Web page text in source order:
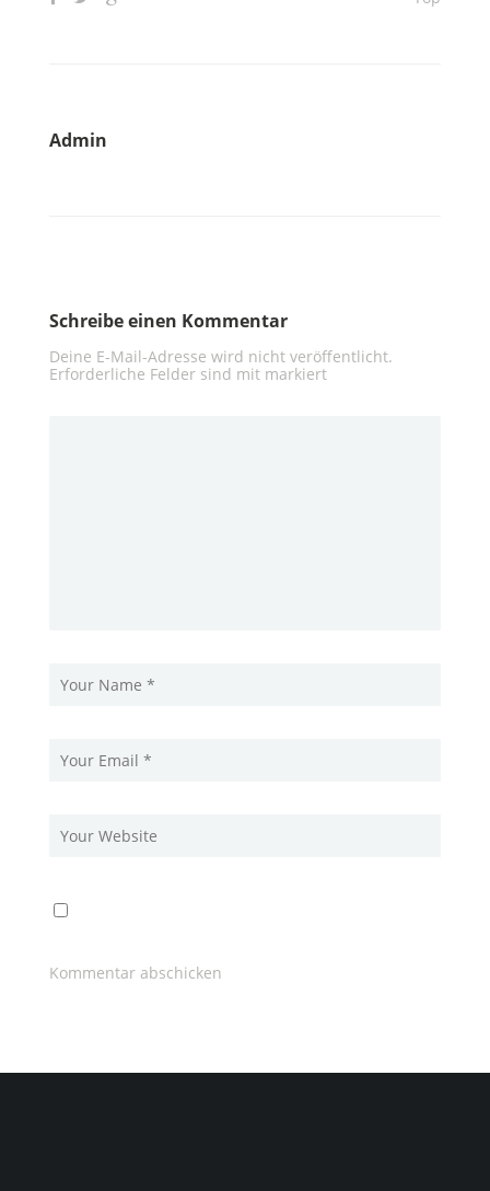
Admin
Schreibe einen Kommentar
Deine E-Mail-Adresse wird nicht veröffentlicht.
Erforderliche Felder sind mit markiert